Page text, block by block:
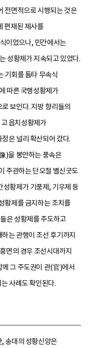
전면적으로 시행되는 것은
편재된 제사를
이었으나, 민간에서는
성황제가 지속되고 있었다.
기회를 틈타 무속식
따른 국행성황제가
보인다. 지방 향리들의
읍치성황제가
은 널리 확산되어 갔다.
)을 봉안하는 풍속은
주관하는 단오절 별신굿도
성황제가 기풍제, 기우제 등
황제를 금지하는 조치를
은 성황제를 주도하고
는 관행이 조선 후기까지
면의 경우 조선시대까지
그 주도권이 관(官)에서
사례도 확인된다.
송대의 성황신앙은